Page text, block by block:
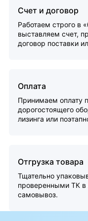
Счет и договор
Работаем строго в
выставляем счет,
договор поставки
Оплата
Принимаем оплату
дорогостоящего
лизинга или
Отгрузка товара
Тщательно
проверенными ТК в
самовывоз.